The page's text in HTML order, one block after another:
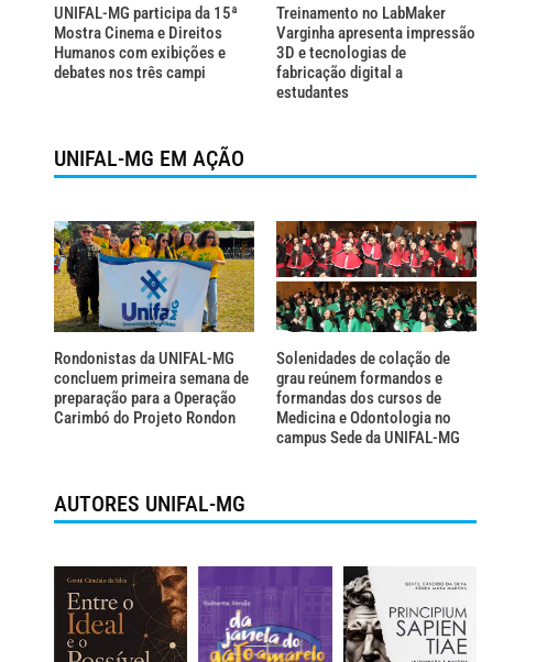
UNIFAL-MG participa da 15ª
Mostra Cinema e Direitos
Humanos com exibições e
debates nos três campi
Treinamento no LabMaker
Varginha apresenta impressão
3D e tecnologias de
fabricação digital a
estudantes
UNIFAL-MG EM AÇÃO
Rondonistas da UNIFAL-MG
concluem primeira semana de
preparação para a Operação
Carimbó do Projeto Rondon
Solenidades de colação de
grau reúnem formandos e
formandas dos cursos de
Medicina e Odontologia no
campus Sede da UNIFAL-MG
AUTORES UNIFAL-MG